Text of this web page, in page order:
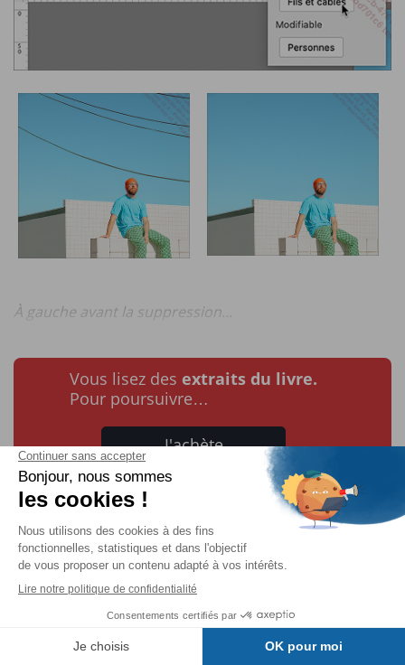
À gauche avant la suppression...
Vous lisez des extraits du livre.
Pour poursuivre…
J'achète
Je m'abonne
Sélectionner ou
désélectionner tout
Table des matières